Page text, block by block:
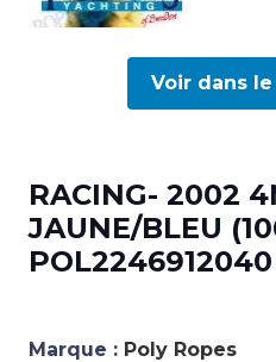
Voir dans
RACING- 2002
JAUNE/BLEU
POL2246912040
Marque : Poly Ropes